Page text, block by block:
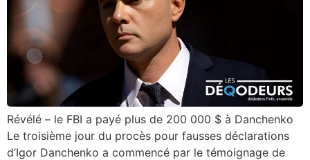
Révélé – le FBI a payé plus de 200 000 $ à Danchenko
Le troisième jour du procès pour fausses déclarations
d’Igor Danchenko a commencé par le témoignage de